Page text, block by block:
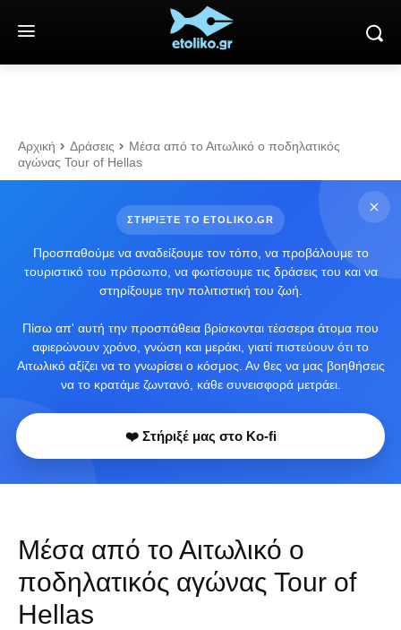
Αρχική Δράσεις
Μέσα από το Αιτωλικό ο ποδηλατικός
αγώνας Tour of Hellas
ΣΤΗΡΙΞΤΕ ΤΟ ETOLIKO.GR
Προσπαθούμε να αναδείξουμε τον τόπο, να προβάλουμε το
τουριστικό του πρόσωπο, να φωτίσουμε τις δράσεις του και να
στηρίξουμε την πολιτιστική του ζωή.
Πίσω απ' αυτή την προσπάθεια βρίσκονται τέσσερα άτομα που
αφιερώνουν χρόνο, γνώση και μεράκι, γιατί πιστεύουν ότι το
Αιτωλικό αξίζει να το γνωρίσει ο κόσμος. Αν θες να μας βοηθήσεις
να το κρατάμε ζωντανό, κάθε συνεισφορά μετράει.
❤️ Στήριξέ μας στο Ko-fi
Μέσα από το Αιτωλικό ο
ποδηλατικός αγώνας Tour of
Hellas